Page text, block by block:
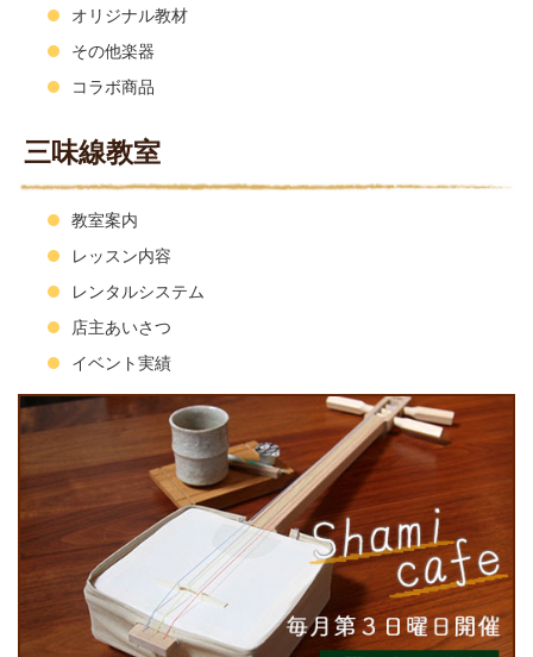
オリジナル教材
その他楽器
コラボ商品
三味線教室
教室案内
レッスン内容
レンタルシステム
店主あいさつ
イベント実績